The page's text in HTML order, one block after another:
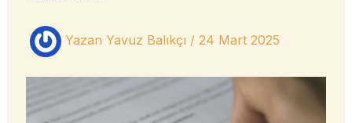
Yazan Yavuz Balıkçı / 24 Mart 2025